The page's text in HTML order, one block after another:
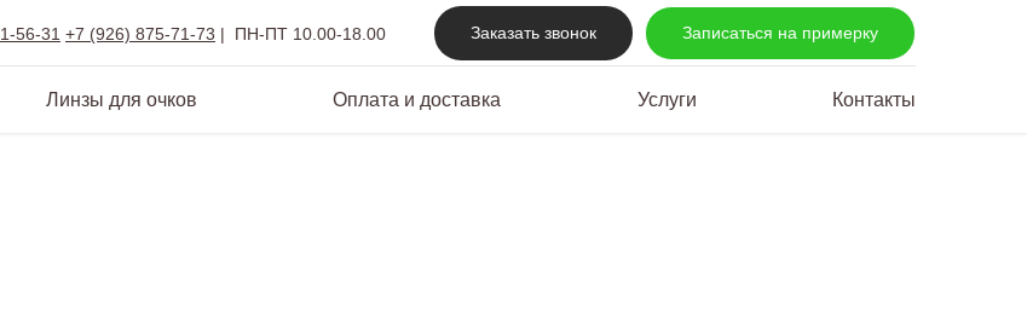
56-31 +7 (926) 875-71-73 | ПН-ПТ 10.00-18.00 Заказать звонок Записаться на примерку
Линзы для очков Оплата и доставка Услуги Контакты